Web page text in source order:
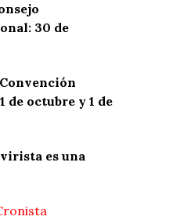
30 de
de octubre y 1 de
es una